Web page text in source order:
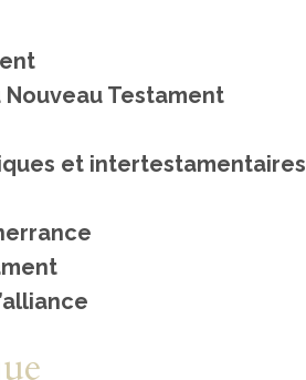
Testament
et intertestamentaires